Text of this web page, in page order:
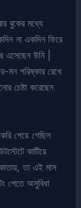
বুকের মধ্যে
না একদিন ফিরে
উনি |
মন পরিষ্কার রেখে
চেষ্টা করেছেন
পেয়ে গেছিল
কাটিয়ে
তা এই মাস
পেতে অসুবিধা